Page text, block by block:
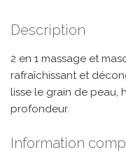
Description
2 en 1 massage et
rafraîchissant et
lisse le grain de peau,
profondeur.
Information